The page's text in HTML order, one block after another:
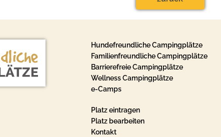
Hundefreundliche Campingplätze
Familienfreundliche Campingplätze
Barrierefreie Campingplätze
Wellness Campingplätze
e-Camps
Platz eintragen
Platz bearbeiten
Kontakt